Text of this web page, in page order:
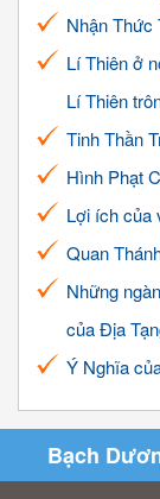
Nhận Thức
Lí Thiên ở
Lí Thiên
Tinh Thần
Hình Phạt
Lợi ích của
Quan
Những
của Địa
Ý Nghĩa
Bạch